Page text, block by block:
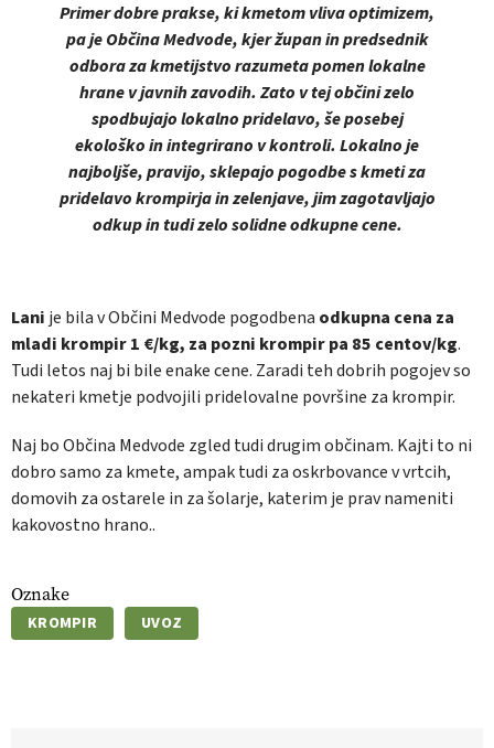
Primer dobre prakse, ki kmetom vliva optimizem,
pa je Občina Medvode, kjer župan in predsednik
odbora za kmetijstvo razumeta pomen lokalne
hrane v javnih zavodih. Zato v tej občini zelo
spodbujajo lokalno pridelavo, še posebej
ekološko in integrirano v kontroli. Lokalno je
najboljše, pravijo, sklepajo pogodbe s kmeti za
pridelavo krompirja in zelenjave, jim zagotavljajo
odkup in tudi zelo solidne odkupne cene.
Lani je bila v Občini Medvode pogodbena odkupna cena za
mladi krompir 1 €/kg, za pozni krompir pa 85 centov/kg.
Tudi letos naj bi bile enake cene. Zaradi teh dobrih pogojev so
nekateri kmetje podvojili pridelovalne površine za krompir.
Naj bo Občina Medvode zgled tudi drugim občinam. Kajti to ni
dobro samo za kmete, ampak tudi za oskrbovance v vrtcih,
domovih za ostarele in za šolarje, katerim je prav nameniti
kakovostno hrano..
Oznake
KROMPIR UVOZ